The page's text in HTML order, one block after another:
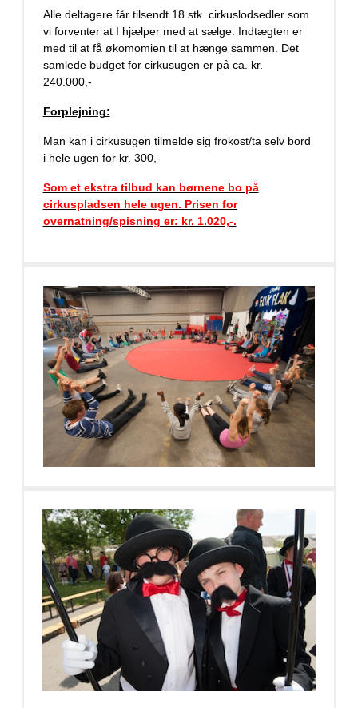
Alle deltagere får tilsendt 18 stk. cirkuslodsedler som
vi forventer at I hjælper med at sælge. Indtægten er
med til at få økomomien til at hænge sammen. Det
samlede budget for cirkusugen er på ca. kr.
240.000,-
Forplejning:
Man kan i cirkusugen tilmelde sig frokost/ta selv bord
i hele ugen for kr. 300,-
Som et ekstra tilbud kan børnene bo på
cirkuspladsen hele ugen. Prisen for
overnatning/spisning er: kr. 1.020,-.